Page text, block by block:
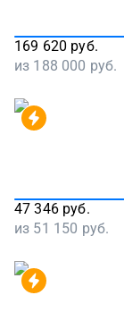
169 620 руб.
из 188 000 руб.
47 346 руб.
из 51 150 руб.